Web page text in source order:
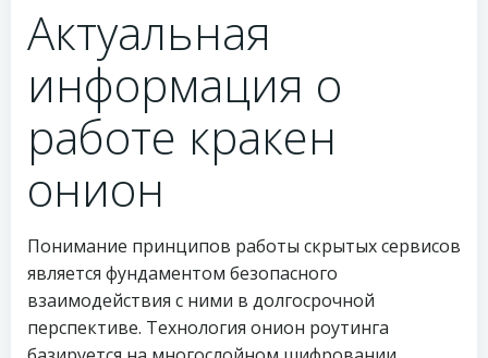
Актуальная
информация о
работе кракен
онион
Понимание принципов работы скрытых сервисов
является фундаментом безопасного
взаимодействия с ними в долгосрочной
перспективе. Технология онион роутинга